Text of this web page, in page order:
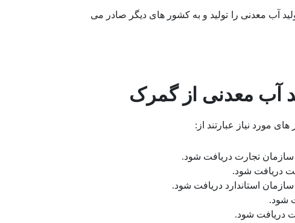
آب معدنی را تولید و به کشور های دیگر صادر می
آب معدنی از گمرک
مورد نیاز عبارتند از:
سازمان تجارت دریافت شود.
دریافت شود.
سازمان استاندارد دریافت شود.
شود.
دریافت شود.